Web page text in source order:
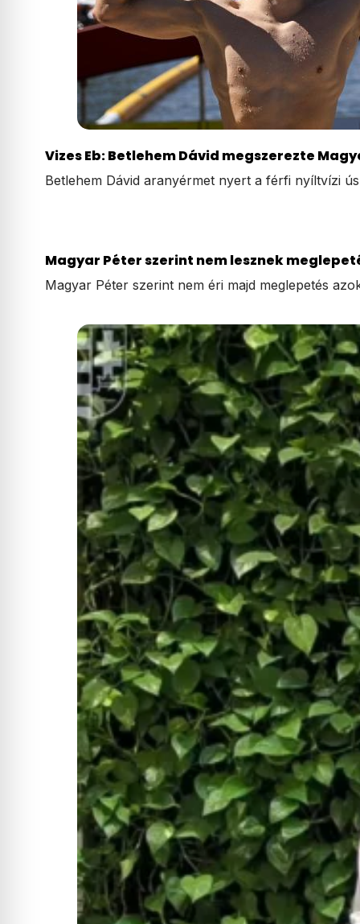
Vizes Eb: Betlehem Dávid megszerezte
Betlehem Dávid aranyérmet nyert a férfi nyíltvízi
Magyar Péter szerint nem lesznek
Magyar Péter szerint nem éri majd meglepetés